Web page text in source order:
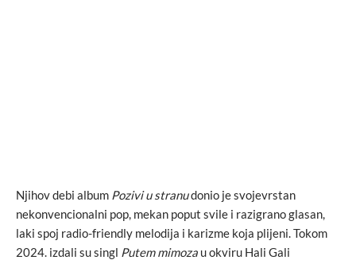
Njihov debi album Pozivi u stranudonio je svojevrstan
nekonvencionalni pop, mekan poput svile i razigrano glasan,
laki spoj radio-friendly melodija i karizme koja plijeni. Tokom
2024. izdali su singl Putem mimoza u okviru Hali Gali